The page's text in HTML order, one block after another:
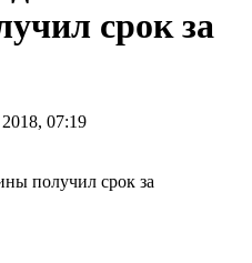
срок за
07:19